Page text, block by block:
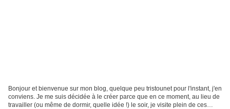
Bonjour et bienvenue sur mon blog, quelque peu tristounet pour l'instant, j'en
conviens. Je me suis décidée à le créer parce que en ce moment, au lieu de
travailler (ou même de dormir, quelle idée !) le soir, je visite plein de ces